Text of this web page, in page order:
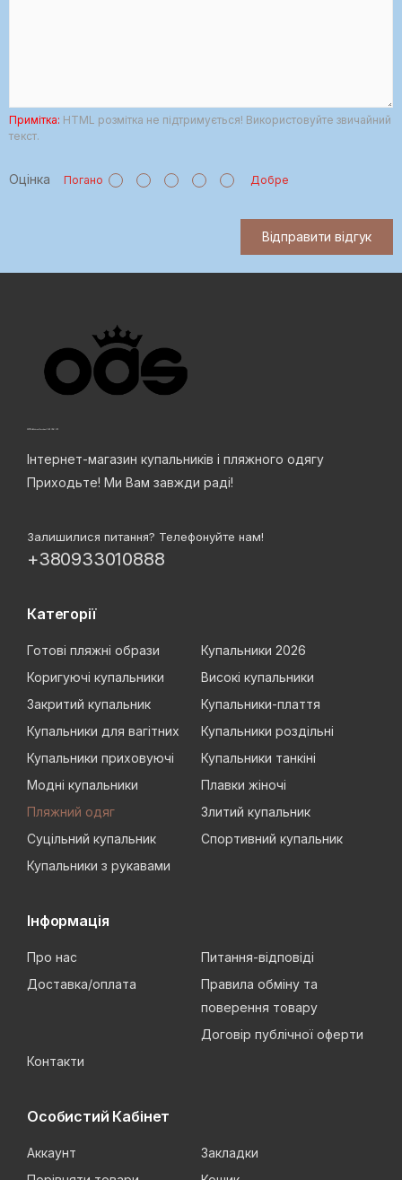
Примітка: HTML розмітка не підтримується! Використовуйте звичайний
текст.
Оцінка Погано Добре
Відправити відгук
Інтернет-магазин купальників і пляжного одягу
Приходьте! Ми Вам завжди раді!
Залишилися питання? Телефонуйте нам!
+380933010888
Категорії
Готові пляжні образи
Купальники 2026
Коригуючі купальники
Високі купальники
Закритий купальник
Купальники-плаття
Купальники для вагітних
Купальники роздільні
Купальники приховуючі
Купальники танкіні
Модні купальники
Плавки жіночі
Пляжний одяг
Злитий купальник
Суцільний купальник
Спортивний купальник
Купальники з рукавами
Інформація
Про нас
Питання-відповіді
Доставка/оплата
Правила обміну та
поверення товару
Договір публічної оферти
Контакти
Особистий Кабінет
Аккаунт
Закладки